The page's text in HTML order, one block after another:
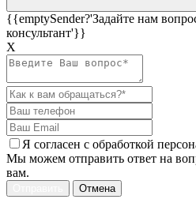
{{emptySender?'Задайте нам
консультант'}}
Х
Я согласен c обработкой
Мы можем отправить ответ на
вам.
Отмена